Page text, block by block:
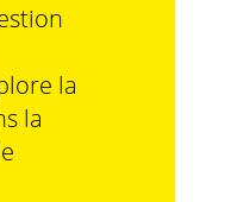
la
la